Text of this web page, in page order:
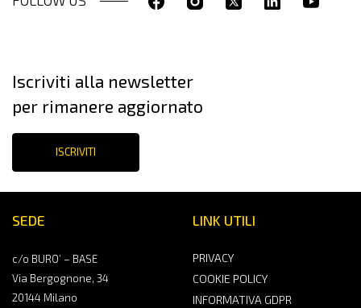
SEDE
c/o BURO’ – BASE
Via Bergognone, 34
20144 Milano
LINK UTILI
PRIVACY
COOKIE POLICY
INFORMATIVA GDPR
Iscriviti alla newsletter
per rimanere aggiornato
ISCRIVITI